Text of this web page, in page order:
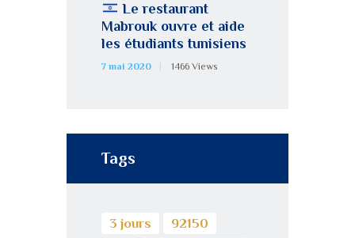
Le restaurant
Mabrouk ouvre et aide
les étudiants tunisiens
7 mai 2020 1466 Views
Tags
3 jours
92150